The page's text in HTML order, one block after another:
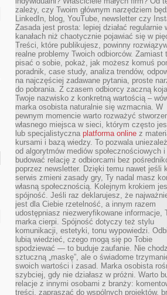
zależy, czy Twoim głównym narzędziem
LinkedIn, blog, YouTube, newsletter czy
Zasada jest prosta: lepiej działać regularnie
kanałach niż chaotycznie pojawiać się w
Treści, które publikujesz, powinny
realne problemy Twoich odbiorców. Zamiast
pisać o sobie, pokaż, jak możesz komuś
poradnik, case study, analiza trendów,
na najczęściej zadawane pytania, proste
do pobrania. Z czasem odbiorcy zaczną
Twoje nazwisko z konkretną wartością –
marka osobista naturalnie się wzmacnia. W
pewnym momencie warto rozważyć
własnego miejsca w sieci, którym często
lub specjalistyczna platforma online z
kursami i bazą wiedzy. To pozwala
od algorytmów mediów społecznościowych i
budować relację z odbiorcami bez
poprzez newsletter. Dzięki temu nawet jeśli
serwis zmieni zasady gry, Ty nadal masz
własną społecznością. Kolejnym krokiem
spójność. Jeśli raz deklarujesz, że
jest dla Ciebie rzetelność, a innym razem
udostępniasz niezweryfikowane informacje,
marka cierpi. Spójność dotyczy też stylu
komunikacji, estetyki, tonu wypowiedzi.
lubią wiedzieć, czego mogą się po Tobie
spodziewać — to buduje zaufanie. Nie
sztuczną „maskę”, ale o świadome
swoich wartości i zasad. Marka osobista
szybciej, gdy nie działasz w próżni. Warto
relacje z innymi osobami z branży:
treści, zapraszać do wspólnych projektów,